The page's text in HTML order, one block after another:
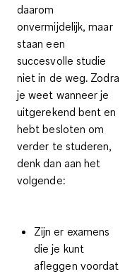
daarom
onvermijdelijk, maar
staan een
succesvolle studie
niet in de weg. Zodra
je weet wanneer je
uitgerekend bent en
hebt besloten om
verder te studeren,
denk dan aan het
volgende:
Zijn er examens
die je kunt
afleggen voordat